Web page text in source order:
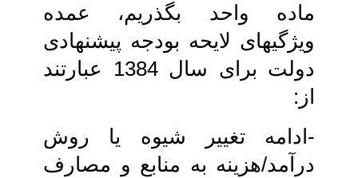
ماده واحد بگذریم، عمده
ویژگی‏های لایحه بودجه پیشنهادی‏
دولت برای سال 1384 عبارتند
از:
-ادامه تغییر شیوه یا روش
درآمد/هزینه به‏ منابع و مصارف